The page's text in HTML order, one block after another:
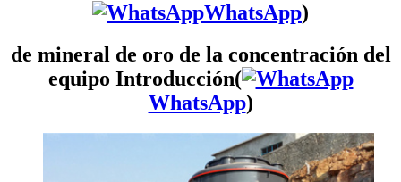
WhatsApp)
de mineral de oro de la concentración del
equipo Introducción(
WhatsApp)